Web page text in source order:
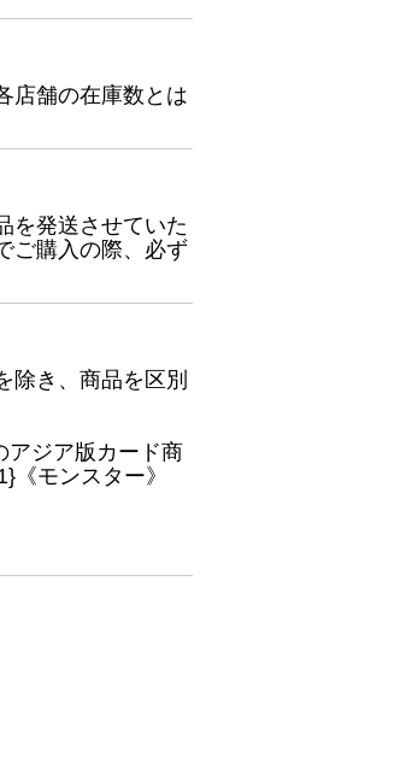
店舗の在庫数とは
を発送させていた
ご購入の際、必ず
除き、商品を区別
アジア版カード商
モンスター》